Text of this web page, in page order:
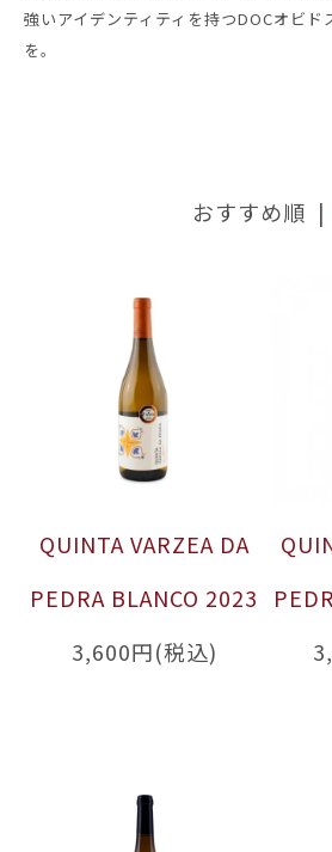
強いアイデンティティを持つDOCオビド
を。
おすすめ順 |
QUINTA VARZEA DA
PEDRA BLANCO 2023
3,600円(税込)